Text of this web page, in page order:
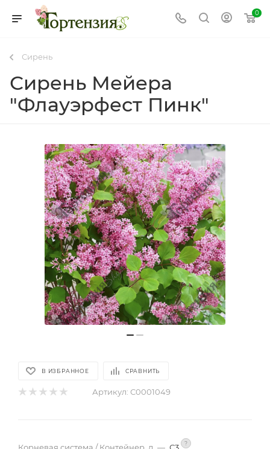
0
Сирень
Сирень Мейера
"Флауэрфест Пинк"
В ИЗБРАННОЕ СРАВНИТЬ
Артикул: С0001049
?